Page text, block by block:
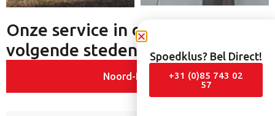
Onze service in onder andere de
volgende steden:
Noord-Holland
Spoedklus? Bel Direct!
+31 (0)85 743 02
57